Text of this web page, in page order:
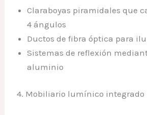
Claraboyas piramidales que
4 ángulos
Ductos de fibra óptica para
Sistemas de reflexión
aluminio
4. Mobiliario lumínico integrado